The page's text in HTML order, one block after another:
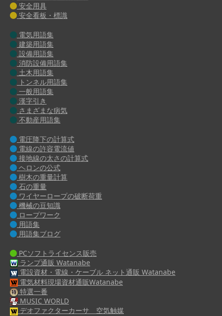
安全用具
安全看板・標識
電気用語集
建築用語集
設備用語集
消防設備用語集
土木用語集
トンネル用語集
一般用語集
漢字引き
さまざまな病気
不動産用語集
電圧降下の計算式
電線の許容電流値
接地線の太さの計算式
ヘロンの公式
樹木の重量計算
石の重量
ワイヤーロープの破断荷重
機械の豆知識
ロープワーク
用語集
用語集ブログ
PCソフトライセンス販売
ランプ通販 Watanabe
電設資材・電線・ケーブル ネット通販 Watanabe
電気材料現場資材通販Watanabe
特選一番
MUSIC WORLD
デオファクターカーサ 空気触媒